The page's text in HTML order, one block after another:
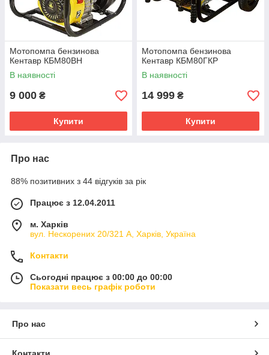
Мотопомпа бензинова
Кентавр КБМ80ВН
В наявності
9 000 ₴
Купити
Мотопомпа бензинова
Кентавр КБМ80ГКР
В наявності
14 999 ₴
Купити
Про нас
88% позитивних з 44 відгуків за рік
Працює з 12.04.2011
м. Харків
вул. Нескорених 20/321 А, Харків, Україна
Контакти
Сьогодні працює з 00:00 до 00:00
Показати весь графік роботи
Про нас